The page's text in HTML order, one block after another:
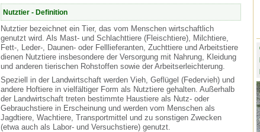
Nutztier - Definition
Nutztier bezeichnet ein Tier, das vom Menschen wirtschaftlich
genutzt wird. Als Mast- und Schlachttiere (Fleischtiere), Milchtiere,
Fett-, Leder-, Daunen- oder Felllieferanten, Zuchttiere und Arbeitstiere
dienen Nutztiere insbesondere der Versorgung mit Nahrung, Kleidung
und anderen tierischen Rohstoffen sowie der Arbeitserleichterung.
Speziell in der Landwirtschaft werden Vieh, Geflügel (Federvieh) und
andere Hoftiere in vielfältiger Form als Nutztiere gehalten. Außerhalb
der Landwirtschaft treten bestimmte Haustiere als Nutz- oder
Gebrauchstiere in Erscheinung und werden vom Menschen als
Jagdtiere, Wachtiere, Transportmittel und zu sonstigen Zwecken
(etwa auch als Labor- und Versuchstiere) genutzt.